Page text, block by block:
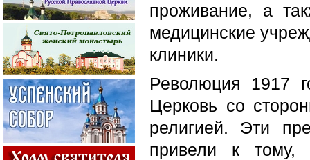
проживание, а
медицинские
клиники.
Революция 1917
Церковь со
религией. Эти
привели к тому,